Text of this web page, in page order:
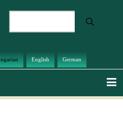
English German